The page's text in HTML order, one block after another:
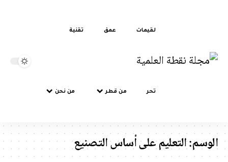
عمق تقنية
من قطر
التعليم على أساس التصنيع